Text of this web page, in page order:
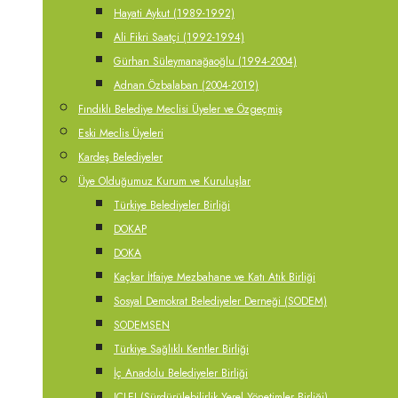
Hayati Aykut (1989-1992)
Ali Fikri Saatçi (1992-1994)
Gürhan Süleymanağaoğlu (1994-2004)
Adnan Özbalaban (2004-2019)
Fındıklı Belediye Meclisi Üyeler ve Özgeçmiş
Eski Meclis Üyeleri
Kardeş Belediyeler
Üye Olduğumuz Kurum ve Kuruluşlar
Türkiye Belediyeler Birliği
DOKAP
DOKA
Kaçkar İtfaiye Mezbahane ve Katı Atık Birliği
Sosyal Demokrat Belediyeler Derneği (SODEM)
SODEMSEN
Türkiye Sağlıklı Kentler Birliği
İç Anadolu Belediyeler Birliği